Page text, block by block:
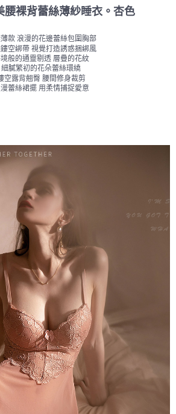
腰裸背蕾絲薄紗睡衣。杏色
款 浪漫的花邊蕾絲包圍胸部
空綁帶 視覺打造誘惑捆綁風
般的通靈剔透 層疊的花紋
細膩繁初的花朵蕾絲環繞
空露背翹臀 腰間修身裁剪
蕾絲裙擺 用柔情捕捉愛意